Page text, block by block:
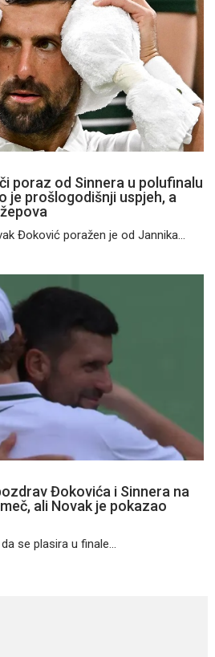
poraz od Sinnera u polufinalu
je prošlogodišnji uspjeh, a
Đoković poražen je od Jannika...
Đokovića i Sinnera na
ali Novak je pokazao
se plasira u finale...